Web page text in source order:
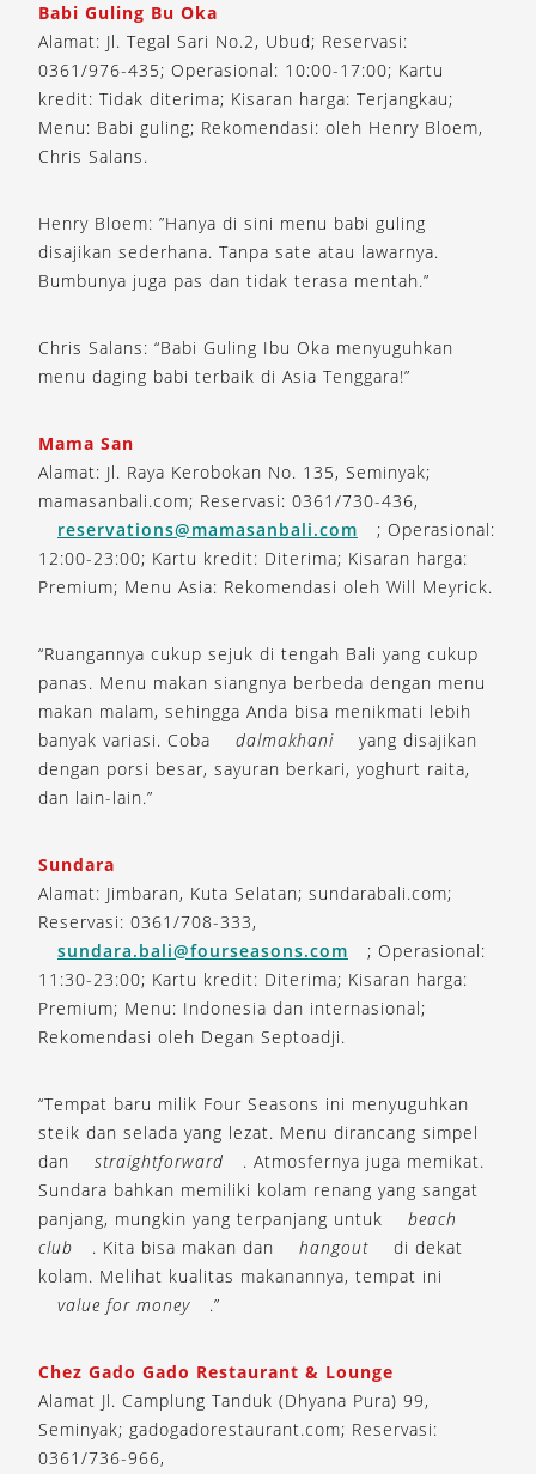
Babi Guling Bu Oka
Alamat: Jl. Tegal Sari No.2, Ubud; Reservasi:
0361/976-435; Operasional: 10:00-17:00; Kartu
kredit: Tidak diterima; Kisaran harga: Terjangkau;
Menu: Babi guling; Rekomendasi: oleh Henry Bloem,
Chris Salans.
Henry Bloem: ”Hanya di sini menu babi guling
disajikan sederhana. Tanpa sate atau lawarnya.
Bumbunya juga pas dan tidak terasa mentah.”
Chris Salans: “Babi Guling Ibu Oka menyuguhkan
menu daging babi terbaik di Asia Tenggara!”
Mama San
Alamat: Jl. Raya Kerobokan No. 135, Seminyak;
mamasanbali.com; Reservasi: 0361/730-436,
reservations@mamasanbali.com
; Operasional:
12:00-23:00; Kartu kredit: Diterima; Kisaran harga:
Premium; Menu Asia: Rekomendasi oleh Will Meyrick.
“Ruangannya cukup sejuk di tengah Bali yang cukup
panas. Menu makan siangnya berbeda dengan menu
makan malam, sehingga Anda bisa menikmati lebih
banyak variasi. Coba
dalmakhani
yang disajikan
dengan porsi besar, sayuran berkari, yoghurt raita,
dan lain-lain.”
Sundara
Alamat: Jimbaran, Kuta Selatan; sundarabali.com;
Reservasi: 0361/708-333,
sundara.bali@fourseasons.com
; Operasional:
11:30-23:00; Kartu kredit: Diterima; Kisaran harga:
Premium; Menu: Indonesia dan internasional;
Rekomendasi oleh Degan Septoadji.
“Tempat baru milik Four Seasons ini menyuguhkan
steik dan selada yang lezat. Menu dirancang simpel
dan
straightforward
. Atmosfernya juga memikat.
Sundara bahkan memiliki kolam renang yang sangat
panjang, mungkin yang terpanjang untuk
beach
club
. Kita bisa makan dan hangout
di dekat
kolam. Melihat kualitas makanannya, tempat ini
value for money
.”
Chez Gado Gado Restaurant & Lounge
Alamat Jl. Camplung Tanduk (Dhyana Pura) 99,
Seminyak; gadogadorestaurant.com; Reservasi:
0361/736-966,